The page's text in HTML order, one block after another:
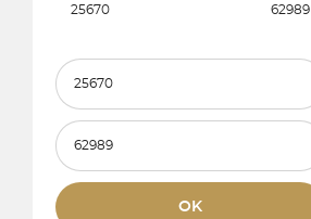
25670 62989
Prix et mensualité minimum
Prix et mensualité maximum
OK